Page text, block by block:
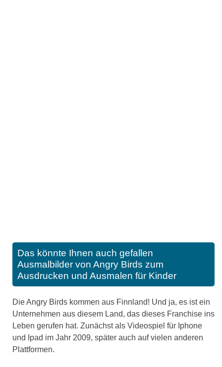
Das könnte Ihnen auch gefallen
Ausmalbilder von Angry Birds zum
Ausdrucken und Ausmalen für Kinder
Die Angry Birds kommen aus Finnland! Und ja, es ist ein
Unternehmen aus diesem Land, das dieses Franchise ins
Leben gerufen hat. Zunächst als Videospiel für Iphone
und Ipad im Jahr 2009, später auch auf vielen anderen
Plattformen.